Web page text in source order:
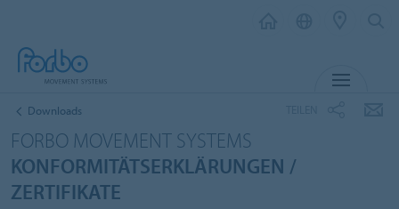
Downloads
FORBO MOVEMENT SYSTEMS
KONFORMITÄTSERKLÄRUNGEN /
ZERTIFIKATE